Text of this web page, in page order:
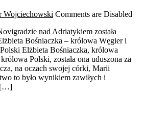
Wojciechowski Comments are Disabled
nad Adriatykiem została
Bośniaczka – królowa Węgier i
Elżbieta Bośniaczka, królowa
Polski, została ona uduszona za
na oczach swojej córki, Marii
to było wynikiem zawiłych i
[…]